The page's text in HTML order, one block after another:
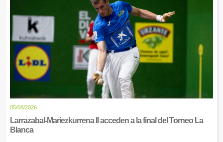
05/08/2026
Larrazabal-Mariezkurrena II acceden a la final del Torneo La
Blanca